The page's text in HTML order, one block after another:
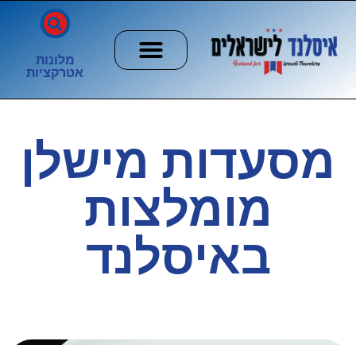
מלונות
אטרקציות
מסעדות מישלן
מומלצות
באיסלנד